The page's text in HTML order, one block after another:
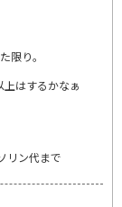
限り。
はするかなぁ
リン代まで